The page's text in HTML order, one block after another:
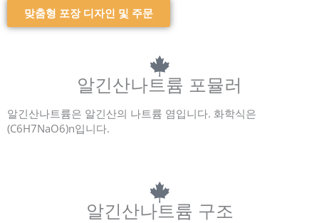
맞춤형 포장 디자인 및 주문
알긴산나트륨 포뮬러
알긴산나트륨은 알긴산의 나트륨 염입니다. 화학식은
(C6H7NaO6)n입니다.
알긴산나트륨 구조